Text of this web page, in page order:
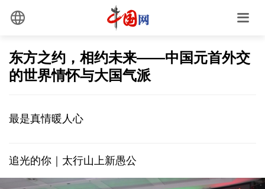
东方之约，相约未来——中国元首外交
的世界情怀与大国气派
最是真情暖人心
追光的你｜太行山上新愚公